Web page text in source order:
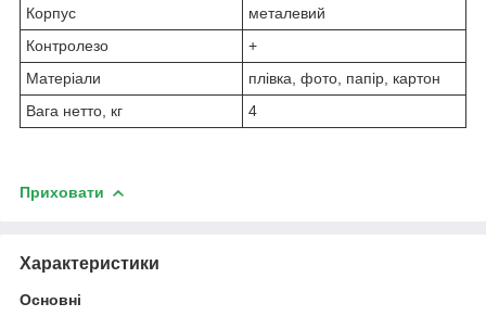
Корпус
металевий
Контролезо
+
Матеріали
плівка, фото, папір, картон
Вага нетто, кг
4
Приховати
Характеристики
Основні